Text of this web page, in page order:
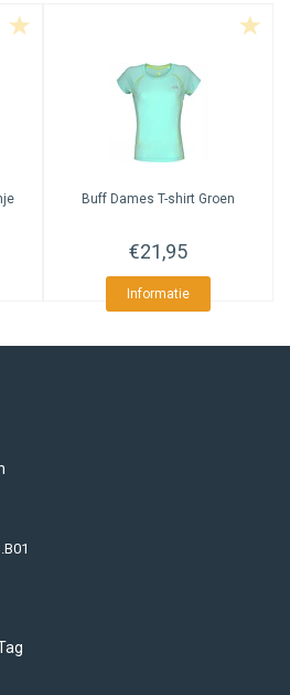
Buff Dames T-shirt Groen
€21,95
Informatie